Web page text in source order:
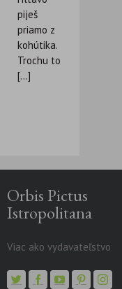
piješ
priamo z
kohútika.
Trochu to
[...]
Orbis Pictus
Istropolitana
Viac ako vydavateľstvo